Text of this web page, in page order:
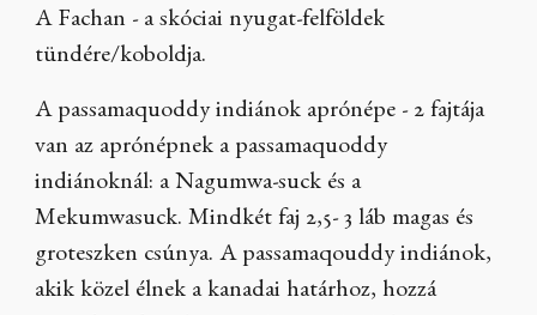
A Fachan - a skóciai nyugat-felföldek
tündére/koboldja.
A passamaquoddy indiánok aprónépe - 2 fajtája
van az aprónépnek a passamaquoddy
indiánoknál: a Nagumwa-suck és a
Mekumwasuck. Mindkét faj 2,5- 3 láb magas és
groteszken csúnya. A passamaqouddy indiánok,
akik közel élnek a kanadai határhoz, hozzá